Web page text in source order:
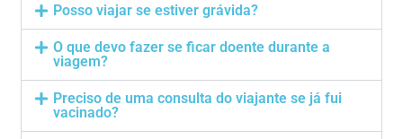
Posso viajar se estiver grávida?
O que devo fazer se ficar doente durante a
viagem?
Preciso de uma consulta do viajante se já fui
vacinado?